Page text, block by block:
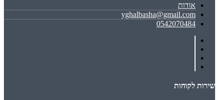
אודות
yghalbasha@gmail.com
0542070484
שירות לקוחות